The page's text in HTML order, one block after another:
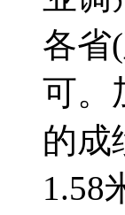
各省
可。
的